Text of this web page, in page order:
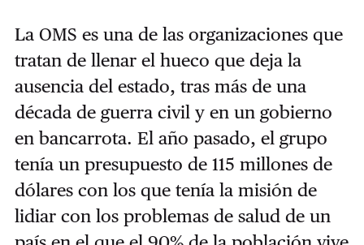
La OMS es una de las organizaciones que
tratan de llenar el hueco que deja la
ausencia del estado, tras más de una
década de guerra civil y en un gobierno
en bancarrota. El año pasado, el grupo
tenía un presupuesto de 115 millones de
dólares con los que tenía la misión de
lidiar con los problemas de salud de un